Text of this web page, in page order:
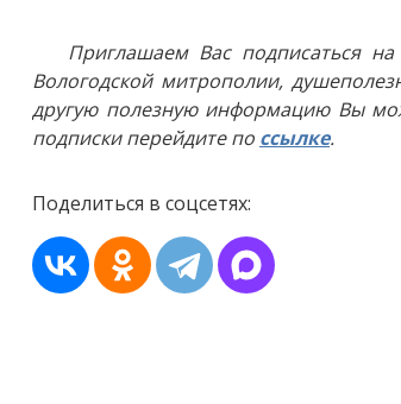
Приглашаем Вас подписаться
Вологодской митрополии,
другую полезную информацию Вы
подписки перейдите по ссылке.
Поделиться в соцсетях: